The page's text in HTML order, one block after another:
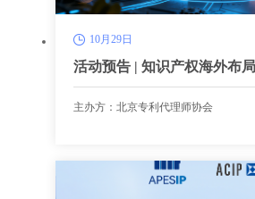
10月29日
活动预告 | 知识产权海外布
际论坛：线上+线下同步开放
主办方：北京专利代理师协会